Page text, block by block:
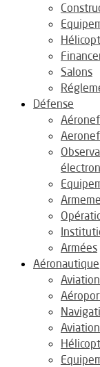
Salons
Défense
Armées
Aéronautique